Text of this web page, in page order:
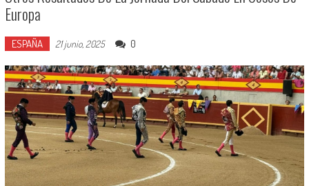
Europa
ESPAÑA 21 junio, 2025 0